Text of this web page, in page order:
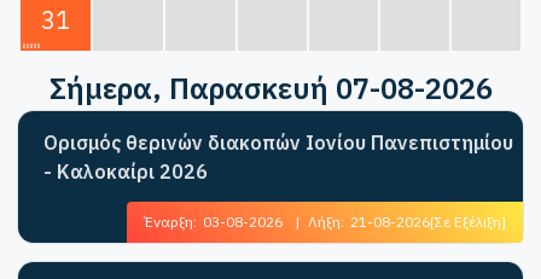
31
Σήμερα, Παρασκευή 07-08-2026
Ορισμός θερινών διακοπών Ιονίου Πανεπιστημίου
- Καλοκαίρι 2026
Έναρξη: 03-08-2026 | Λήξη: 21-08-2026[Σε Εξέλιξη]